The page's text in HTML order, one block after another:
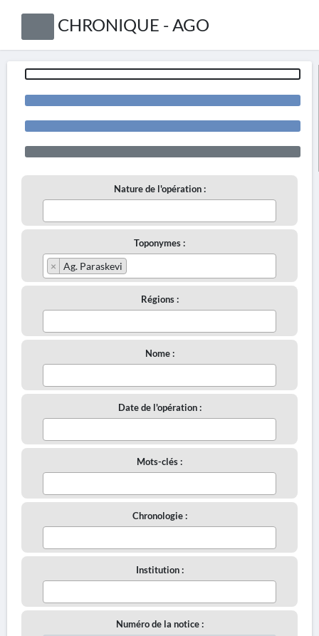
CHRONIQUE - AGO
Nature de l'opération :
Toponymes :
× Ag. Paraskevi
Régions :
Nome :
Date de l'opération :
Mots-clés :
Chronologie :
Institution :
Numéro de la notice :